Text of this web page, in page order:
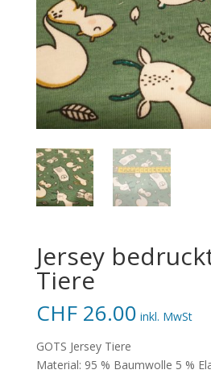
Jersey
Tiere
CHF26.00 inkl. MwSt
GOTS Jersey Tiere
Material: 95 % Baumwolle 5 %